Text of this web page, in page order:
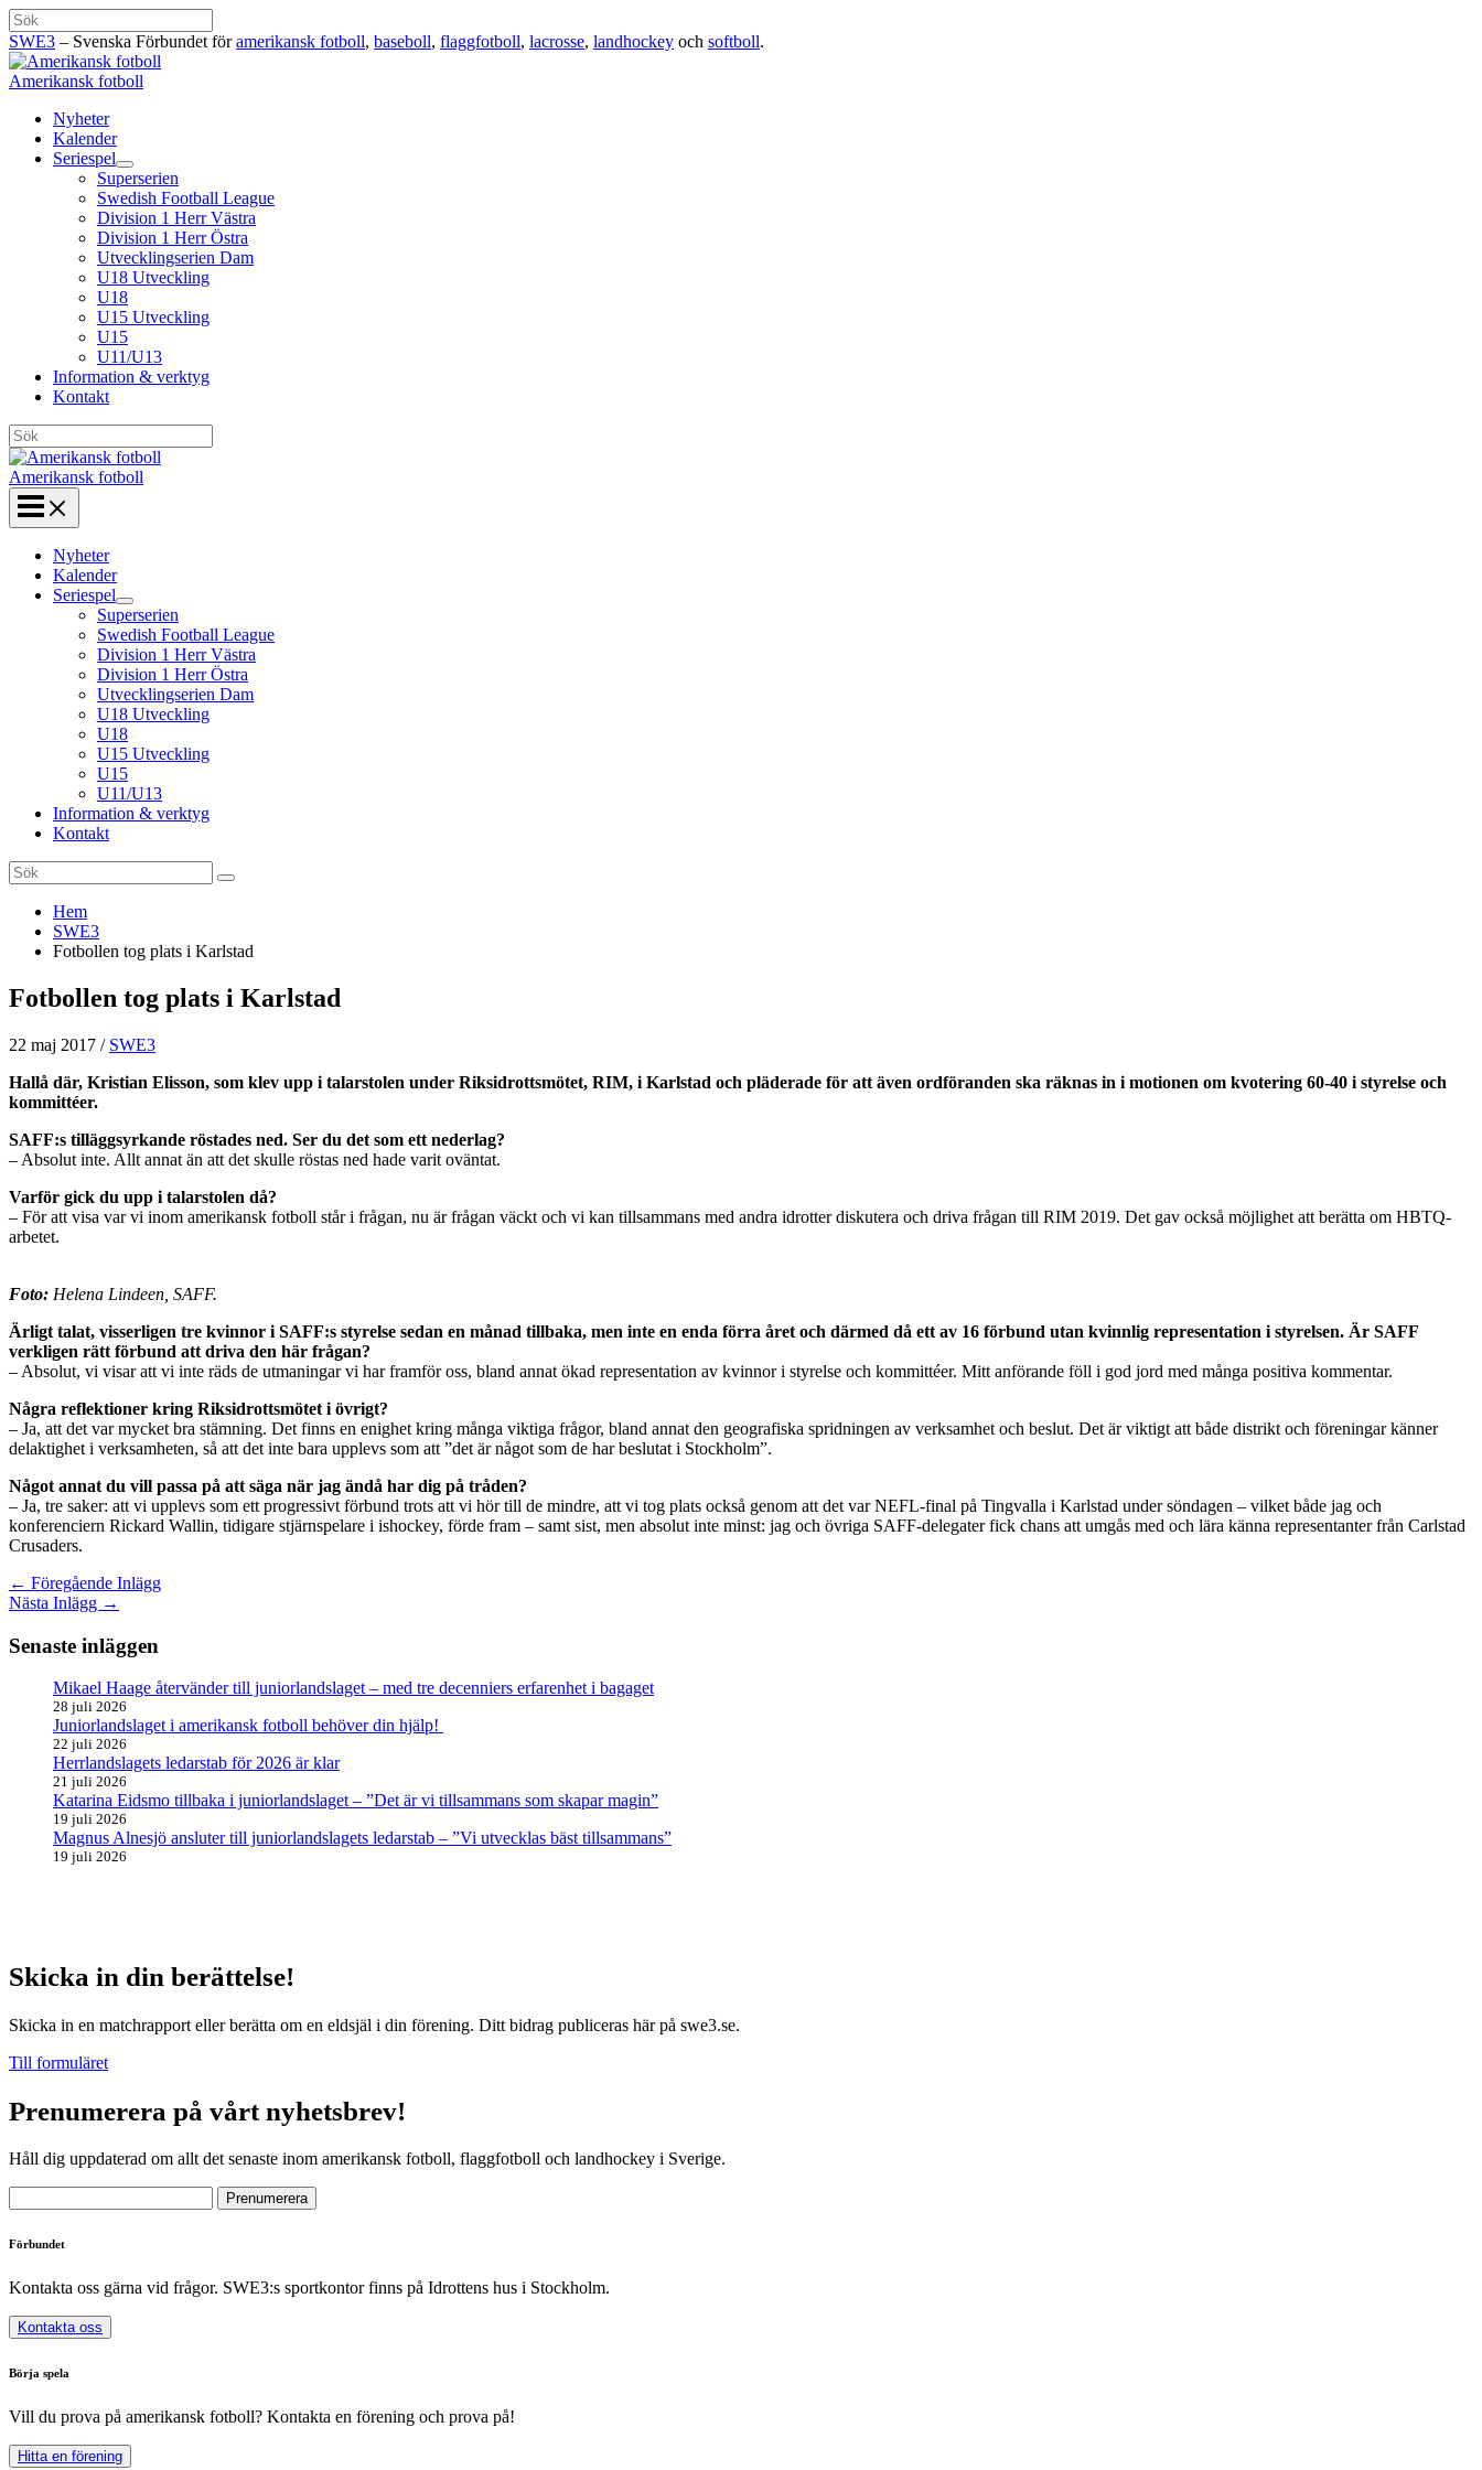
Hoppa
till
innehåll
Sök
SWE3 – Svenska Förbundet föramerikansk fotboll, baseboll, flaggfotboll, lacrosse, landhockey och softboll.
Amerikansk fotboll
Nyheter
Kalender
Seriespel
Superserien
Swedish Football League
Division 1 Herr Västra
Division 1 Herr Östra
Utvecklingserien Dam
U18 Utveckling
U18
U15 Utveckling
U15
U11/U13
Information & verktyg
Kontakt
Sök
Amerikansk fotboll
Nyheter
Kalender
Seriespel
Superserien
Swedish Football League
Division 1 Herr Västra
Division 1 Herr Östra
Utvecklingserien Dam
U18 Utveckling
U18
U15 Utveckling
U15
U11/U13
Information & verktyg
Kontakt
Search
for:
Hem
SWE3
Fotbollen tog plats i Karlstad
Fotbollen tog plats i Karlstad
22 maj 2017 / SWE3
Hallå där, Kristian Elisson, som klev upp i talarstolen under Riksidrottsmötet, RIM, i Karlstad och pläderade för att även ordföranden ska räknas in i motionen om kvotering 60-40 i styrelse och
kommittéer.
SAFF:s tilläggsyrkande röstades ned. Ser du det som ett nederlag?
– Absolut inte. Allt annat än att det skulle röstas ned hade varit oväntat.
Varför gick du upp i talarstolen då?
– För att visa var vi inom amerikansk fotboll står i frågan, nu är frågan väckt och vi kan tillsammans med andra idrotter diskutera och driva frågan till RIM 2019. Det gav också möjlighet att berätta om HBTQ-
arbetet.
Foto: Helena Lindeen, SAFF.
Ärligt talat, visserligen tre kvinnor i SAFF:s styrelse sedan en månad tillbaka, men inte en enda förra året och därmed då ett av 16 förbund utan kvinnlig representation i styrelsen. Är SAFF
verkligen rätt förbund att driva den här frågan?
– Absolut, vi visar att vi inte räds de utmaningar vi har framför oss, bland annat ökad representation av kvinnor i styrelse och kommittéer. Mitt anförande föll i god jord med många positiva kommentar.
Några reflektioner kring Riksidrottsmötet i övrigt?
– Ja, att det var mycket bra stämning. Det finns en enighet kring många viktiga frågor, bland annat den geografiska spridningen av verksamhet och beslut. Det är viktigt att både distrikt och föreningar känner
delaktighet i verksamheten, så att det inte bara upplevs som att ”det är något som de har beslutat i Stockholm”.
Något annat du vill passa på att säga när jag ändå har dig på tråden?
– Ja, tre saker: att vi upplevs som ett progressivt förbund trots att vi hör till de mindre, att vi tog plats också genom att det var NEFL-final på Tingvalla i Karlstad under söndagen – vilket både jag och
konferenciern Rickard Wallin, tidigare stjärnspelare i ishockey, förde fram – samt sist, men absolut inte minst: jag och övriga SAFF-delegater fick chans att umgås med och lära känna representanter från Carlstad
Crusaders.
← Föregående Inlägg
Nästa Inlägg →
Senaste inläggen
Mikael Haage återvänder till juniorlandslaget – med tre decenniers erfarenhet i bagaget
28 juli 2026
Juniorlandslaget i amerikansk fotboll behöver din hjälp!
22 juli 2026
Herrlandslagets ledarstab för 2026 är klar
21 juli 2026
Katarina Eidsmo tillbaka i juniorlandslaget – ”Det är vi tillsammans som skapar magin”
19 juli 2026
Magnus Alnesjö ansluter till juniorlandslagets ledarstab – ”Vi utvecklas bäst tillsammans”
19 juli 2026
Skicka in din berättelse!
Skicka in en matchrapport eller berätta om en eldsjäl i din förening. Ditt bidrag publiceras här på swe3.se.
Till formuläret
Prenumerera på vårt nyhetsbrev!
Håll dig uppdaterad om allt det senaste inom amerikansk fotboll, flaggfotboll och landhockey i Sverige.
Förbundet
Kontakta oss gärna vid frågor. SWE3:s sportkontor finns på Idrottens hus i Stockholm.
Kontakta oss
Börja spela
Vill du prova på amerikansk fotboll? Kontakta en förening och prova på!
Hitta en förening